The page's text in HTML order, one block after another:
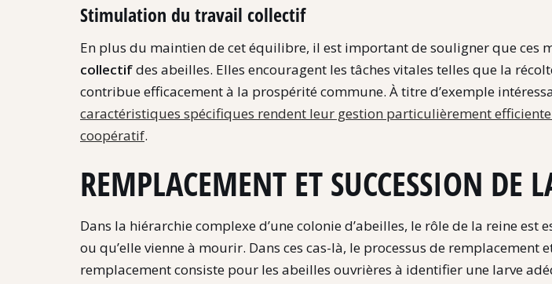
Stimulation du travail collectif
En plus du maintien de cet équilibre, il est important de souligner que ces
collectifdes abeilles. Elles encouragent les tâches vitales telles que la
contribue efficacement à la prospérité commune. À titre d’exemple
caractéristiques spécifiques rendent leur gestion particulièrement
coopératif.
REMPLACEMENT ET SUCCESSION DE
Dans la hiérarchie complexe d’une colonie d’abeilles, le rôle de la reine
ou qu’elle vienne à mourir. Dans ces cas-là, le processus de remplacement
remplacement consiste pour les abeilles ouvrières à identifier une larve